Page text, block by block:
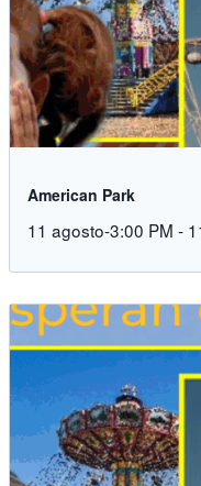
American Park
11 agosto-3:00 PM -